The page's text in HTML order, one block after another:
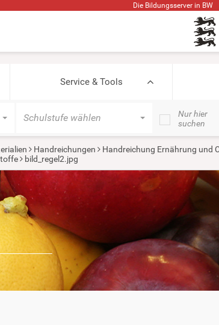
Die Bildungsserver in BW
Service & Tools
Schulstufe wählen
Nur hier
suchen
Handreichungen Handreichung Ernährung und
bild_regel2.jpg